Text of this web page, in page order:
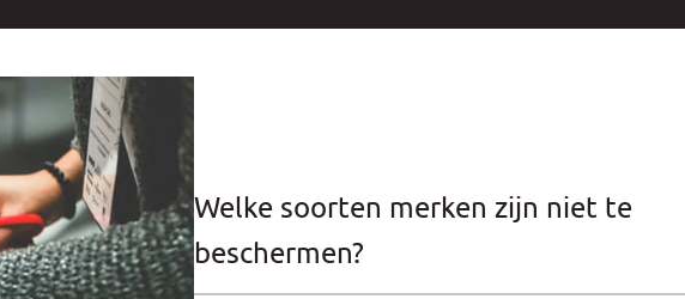
Welke soorten merken zijn niet te
beschermen?